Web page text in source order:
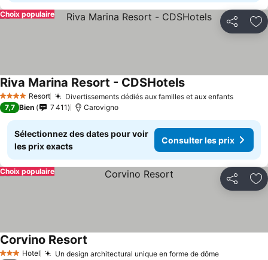
Partager
Choix populaire
4 Étoiles Resort Divertissements dédiés aux familles et aux enfants
Riva Marina Resort - CDSHotels
7,7 Bien 7 411 Carovigno
Sélectionnez des dates pour voir
les prix exacts
Consulter les prix
Partager
Choix populaire
3 ÉtoilesHotel Un design architectural unique en forme de dôme
Corvino Resort